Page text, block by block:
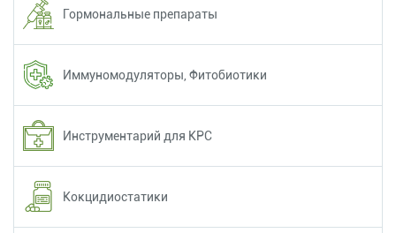
Гормональные препараты
Иммуномодуляторы, Фитобиотики
Инструментарий для КРС
Кокцидиостатики